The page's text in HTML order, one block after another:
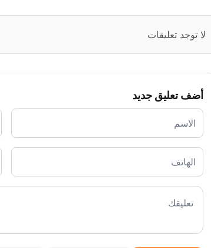
لا توجد تعليقات
أضف تعليق جديد